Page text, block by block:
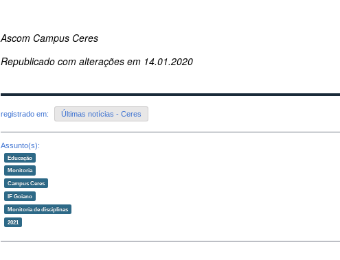
Ascom Campus Ceres
Republicado com alterações em 14.01.2020
registrado em: Últimas notícias - Ceres
Assunto(s):
Educação
Monitoria
Campus Ceres
IF Goiano
Monitoria de disciplinas
2021